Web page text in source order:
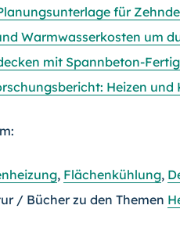
für
Warmwasserkosten um
mit Spannbeton-
Heizen
, Flächenkühlung,
/ Bücher zu den Themen